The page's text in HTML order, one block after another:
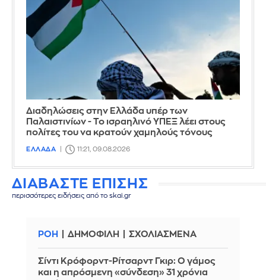
Διαδηλώσεις στην Ελλάδα υπέρ των
Παλαιστινίων - Το ισραηλινό ΥΠΕΞ λέει στους
πολίτες του να κρατούν χαμηλούς τόνους
ΕΛΛΑΔΑ 11:21, 09.08.2026
ΔΙΑΒΑΣΤΕ ΕΠΙΣΗΣ
περισσότερες ειδήσεις από το skai.gr
ΡΟΗ ΔΗΜΟΦΙΛΗ ΣΧΟΛΙΑΣΜΕΝΑ
Σίντι Κρόφορντ-Ρίτσαρντ Γκιρ: Ο γάμος
και η απρόσμενη «σύνδεση» 31 χρόνια